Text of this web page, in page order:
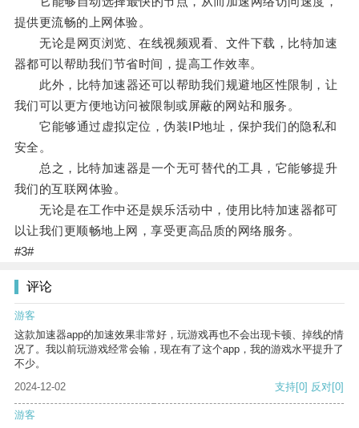
提供更流畅的上网体验。
无论是网页浏览、在线视频观看、文件下载，比特加速
器都可以帮助我们节省时间，提高工作效率。
此外，比特加速器还可以帮助我们规避地区性限制，让
我们可以更方便地访问被限制或屏蔽的网站和服务。
它能够通过虚拟定位，伪装IP地址，保护我们的隐私和
安全。
总之，比特加速器是一个无可替代的工具，它能够提升
我们的互联网体验。
无论是在工作中还是娱乐活动中，使用比特加速器都可
以让我们更顺畅地上网，享受更高品质的网络服务。
#3#
评论
游客
这款加速器app的加速效果非常好，玩游戏再也不会出现卡顿、掉线的情
况了。我以前玩游戏经常会输，现在有了这个app，我的游戏水平提升了
不少。
2024-12-02
支持[0] 反对[0]
游客